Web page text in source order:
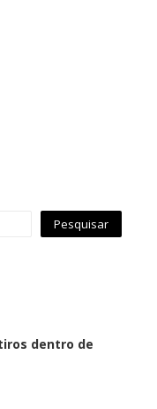
dentro de